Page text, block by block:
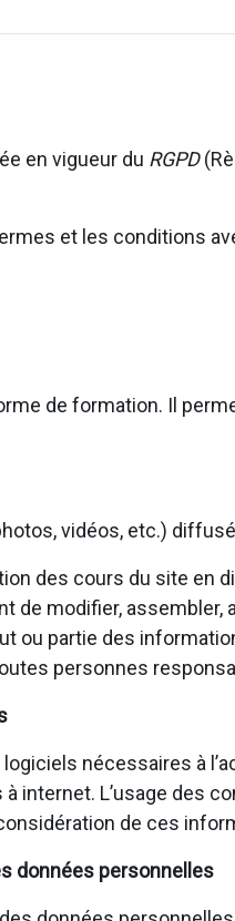
en vigueur du RGPD
et les conditions
de formation. Il
vidéos, etc.)
des cours du site en
de modifier, assembler,
ou partie des
personnes
nécessaires à
internet. L’usage des
de ces
données personnelles